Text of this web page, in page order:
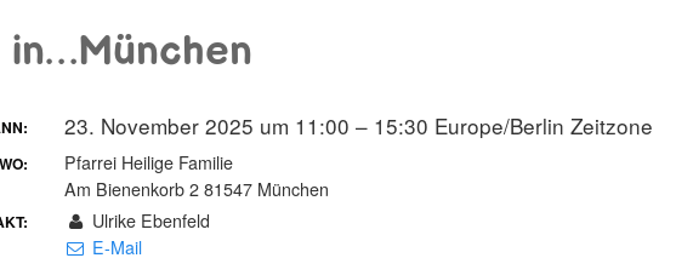
in…München
23. November 2025 um 11:00 – 15:30 Europe/Berlin Zeitzone
WO:
Pfarrei Heilige Familie
Am Bienenkorb 2 81547 München
Ulrike Ebenfeld
E-Mail